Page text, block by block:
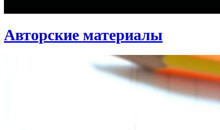
Авторские материалы